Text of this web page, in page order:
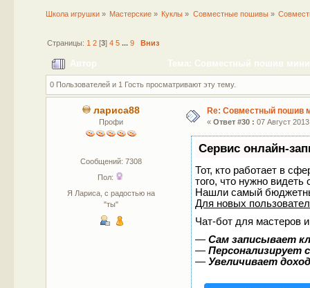
Школа игрушки» Мастерские » Куклы » Совместные пошивы»
Страницы: 1 2[3] 4 5 ... 9 Вниз
Автор Тема: Совместный пошив
0 Пользователей и 1 Гость просматривают эту тему.
лариса88
Профи
Сообщений: 7308
Пол:
Я Лариса, с радостью на
"ты"
Re: Совместный пошив
« Ответ #30 : 07 Август
Сервис онлайн-
Тот, кто работает в
того, что нужно
Нашли самый
Для новых
Чат-бот для мастеров
—Сам записывает
—Персонализирует
—Увеличивает